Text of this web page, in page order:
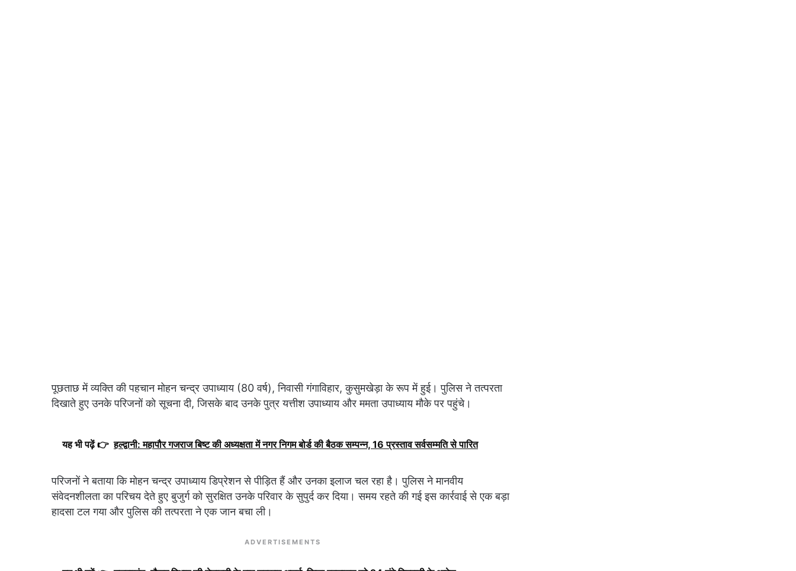
पूछताछ में व्यक्ति की पहचान मोहन चन्द्र उपाध्याय (80 वर्ष), निवासी गंगाविहार, कुसुमखेड़ा के रूप में हुई। पुलिस ने तत्परता
दिखाते हुए उनके परिजनों को सूचना दी, जिसके बाद उनके पुत्र यत्तीश उपाध्याय और ममता उपाध्याय मौके पर पहुंचे।
यह भी पढ़ें 👉 हल्द्वानी: महापौर गजराज बिष्ट की अध्यक्षता में नगर निगम बोर्ड की बैठक सम्पन्न, 16 प्रस्ताव सर्वसम्मति से पारित
परिजनों ने बताया कि मोहन चन्द्र उपाध्याय डिप्रेशन से पीड़ित हैं और उनका इलाज चल रहा है। पुलिस ने मानवीय
संवेदनशीलता का परिचय देते हुए बुजुर्ग को सुरक्षित उनके परिवार के सुपुर्द कर दिया। समय रहते की गई इस कार्रवाई से एक बड़ा
हादसा टल गया और पुलिस की तत्परता ने एक जान बचा ली।
ADVERTISEMENTS